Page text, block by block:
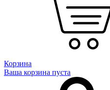
Корзина
Ваша корзина пуста